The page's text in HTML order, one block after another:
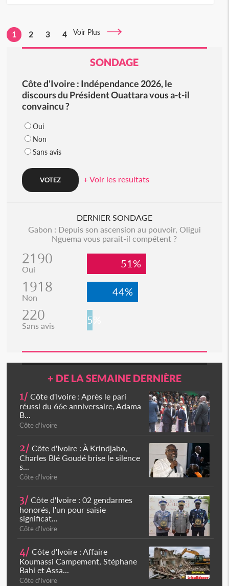
1 2 3 4 Voir Plus
SONDAGE
Côte d'Ivoire : Indépendance 2026, le
discours du Président Ouattara vous a-t-il
convaincu ?
Oui
Non
Sans avis
+ Voir les resultats
DERNIER SONDAGE
Gabon : Depuis son ascension au pouvoir, Oligui
Nguema vous parait-il compétent ?
2190
Oui 51%
1918
Non 44%
220
Sans avis 5%
+ DE LA SEMAINE DERNIÈRE
1/ Côte d'Ivoire : Après le pari
réussi du 66e anniversaire, Adama
B...
Côte d'Ivoire
2/ Côte d'Ivoire : À Krindjabo,
Charles Blé Goudé brise le silence
s...
Côte d'Ivoire
3/ Côte d'Ivoire : 02 gendarmes
honorés, l'un pour saisie
significat...
Côte d'Ivoire
4/ Côte d'Ivoire : Affaire
Koumassi Campement, Stéphane
Bahi et Assa...
Côte d'Ivoire